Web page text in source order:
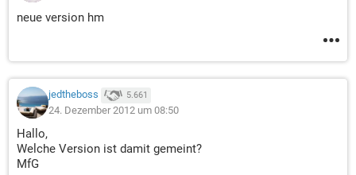
neue version hm
jedtheboss 5.661
24. Dezember 2012 um 08:50
Hallo,
Welche Version ist damit gemeint?
MfG